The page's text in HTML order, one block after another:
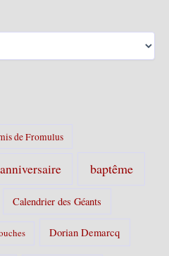
de Fromulus
anniversaire baptême
Calendrier des Géants
Dorian Demarcq